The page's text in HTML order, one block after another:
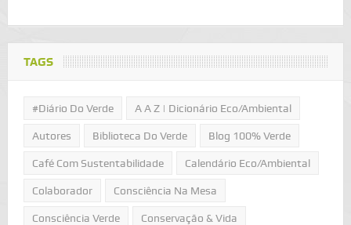
TAGS
#Diário Do Verde A A Z | Dicionário Eco/Ambiental
Autores Biblioteca Do Verde Blog 100% Verde
Café Com Sustentabilidade Calendário Eco/Ambiental
Colaborador Consciência Na Mesa
Consciência Verde Conservação & Vida